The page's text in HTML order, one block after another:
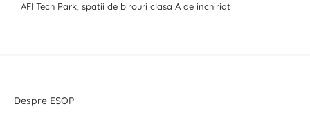
AFI Tech Park, spatii de birouri clasa A de inchiriat
Despre ESOP